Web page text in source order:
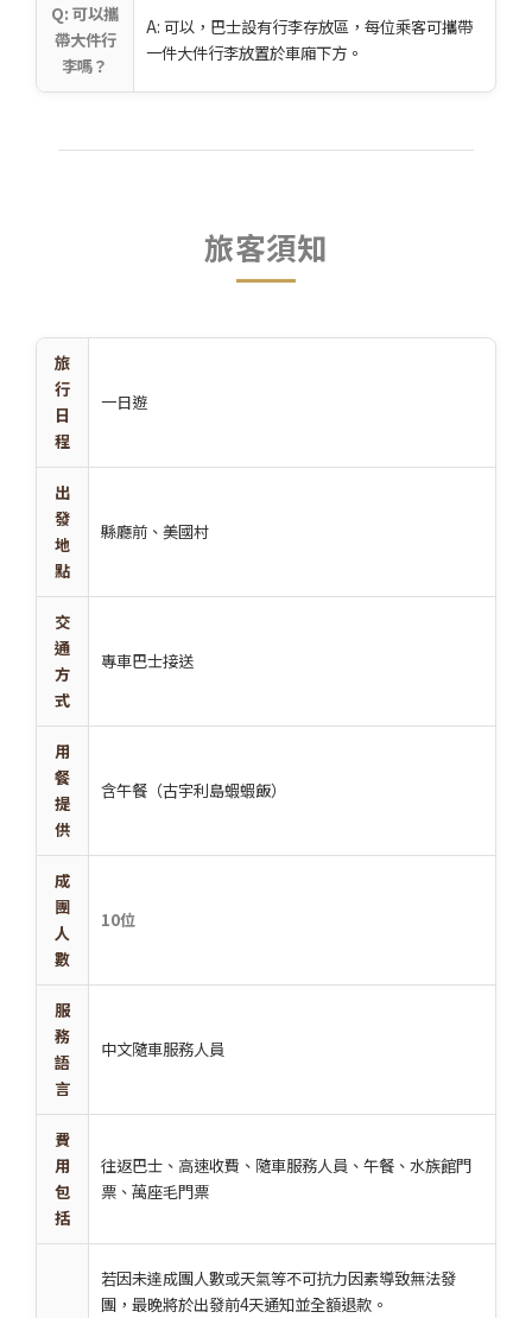
Q: 可以攜
帶大件行
李嗎？
A: 可以，巴士設有行李存放區，每位乘客可攜帶
一件大件行李放置於車廂下方。
旅客須知
旅
行
日
程
一日遊
出
發
地
點
縣廳前、美國村
交
通
方
式
專車巴士接送
用
餐
提
供
含午餐（古宇利島蝦蝦飯）
成
團
人
數
10位
服
務
語
言
中文隨車服務人員
費
用
包
括
往返巴士、高速收費、隨車服務人員、午餐、水族館門
票、萬座毛門票
若因未達成團人數或天氣等不可抗力因素導致無法發
團，最晚將於出發前4天通知並全額退款。